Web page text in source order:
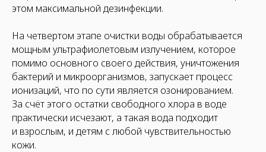
этом максимальной дезинфекции.
На четвертом этапе очистки воды обрабатывается
мощным ультрафиолетовым излучением, которое
помимо основного своего действия, уничтожения
бактерий и микроорганизмов, запускает процесс
ионизаций, что по сути является озонированием.
За счёт этого остатки свободного хлора в воде
практически исчезают, а такая вода подходит
и взрослым, и детям с любой чувствительностью
кожи.